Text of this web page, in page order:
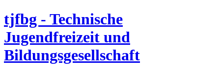
tjfbg - Technische
Jugendfreizeit und
Bildungsgesellschaft